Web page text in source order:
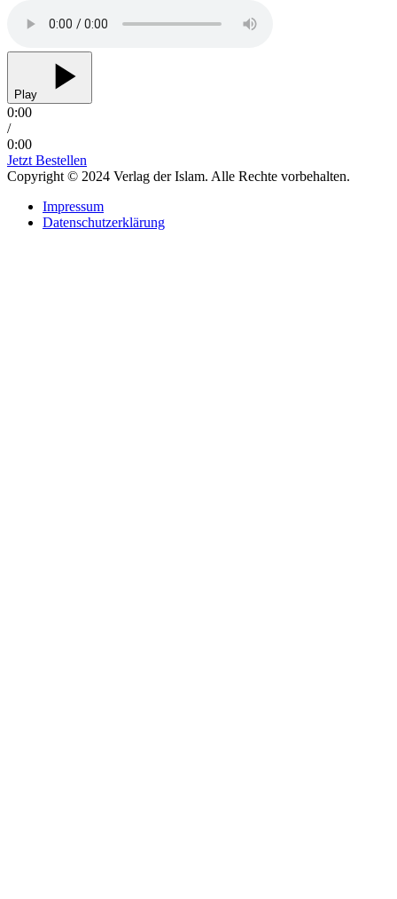
Play
0:00
/
0:00
Jetzt Bestellen
Copyright © 2024 Verlag der Islam. Alle Rechte vorbehalten.
Impressum
Datenschutzerklärung